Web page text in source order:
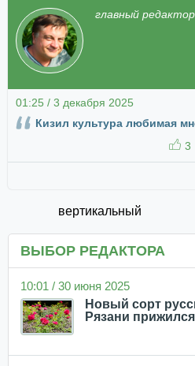
главный
01:25 / 3 декабря 2025
Кизил культура любимая
3
вертикальный
ВЫБОР РЕДАКТОРА
10:01 / 30 июня 2025
Новый сорт
Рязани